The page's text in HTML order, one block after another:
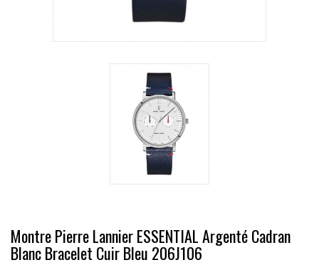
Montre Pierre Lannier ESSENTIAL Argenté Cadran
Blanc Bracelet Cuir Bleu 206J106